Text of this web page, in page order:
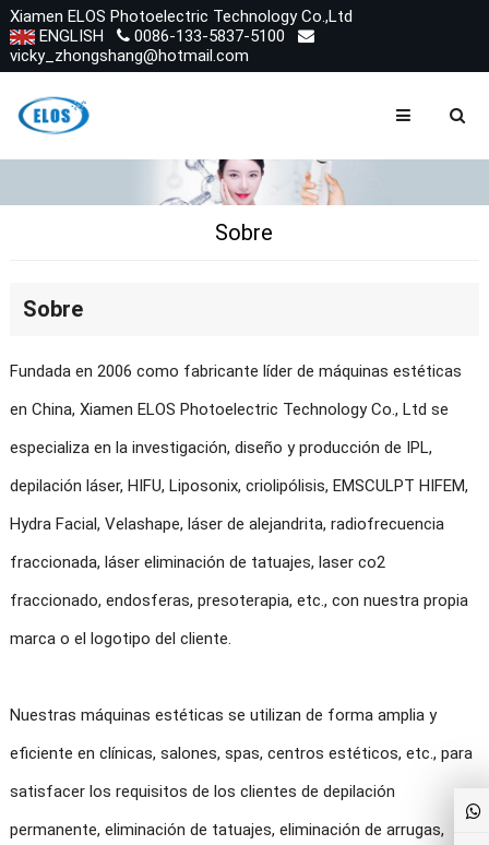
Xiamen ELOS Photoelectric Technology Co.,Ltd
ENGLISH
0086-133-5837-5100
vicky_zhongshang@hotmail.com
Sobre
Sobre
Fundada en 2006 como fabricante líder de máquinas estéticas
en China, Xiamen ELOS Photoelectric Technology Co., Ltd se
especializa en la investigación, diseño y producción de IPL,
depilación láser, HIFU, Liposonix, criolipólisis, EMSCULPT HIFEM,
Hydra Facial, Velashape, láser de alejandrita, radiofrecuencia
fraccionada, láser eliminación de tatuajes, laser co2
fraccionado, endosferas, presoterapia, etc., con nuestra propia
marca o el logotipo del cliente.
Nuestras máquinas estéticas se utilizan de forma amplia y
eficiente en clínicas, salones, spas, centros estéticos, etc., para
satisfacer los requisitos de los clientes de depilación
permanente, eliminación de tatuajes, eliminación de arrugas,